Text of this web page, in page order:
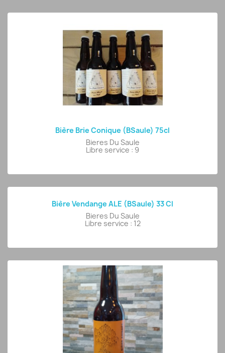
Bière Brie Conique (BSaule) 75cl
Bieres Du Saule
Libre service : 9
Bière Vendange ALE (BSaule) 33 Cl
Bieres Du Saule
Libre service : 12